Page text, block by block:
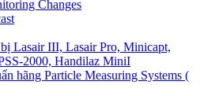
Changes
Lasair III, Lasair Pro, Minicapt,
2000, Handilaz MiniI
hãng Particle Measuring Systems (